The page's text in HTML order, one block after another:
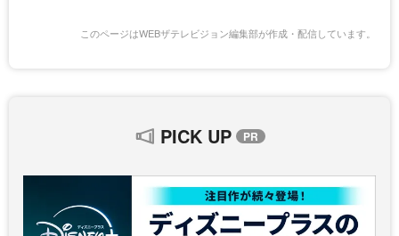
このページはWEBザテレビジョン編集部が作成・配信しています。
PICK UP